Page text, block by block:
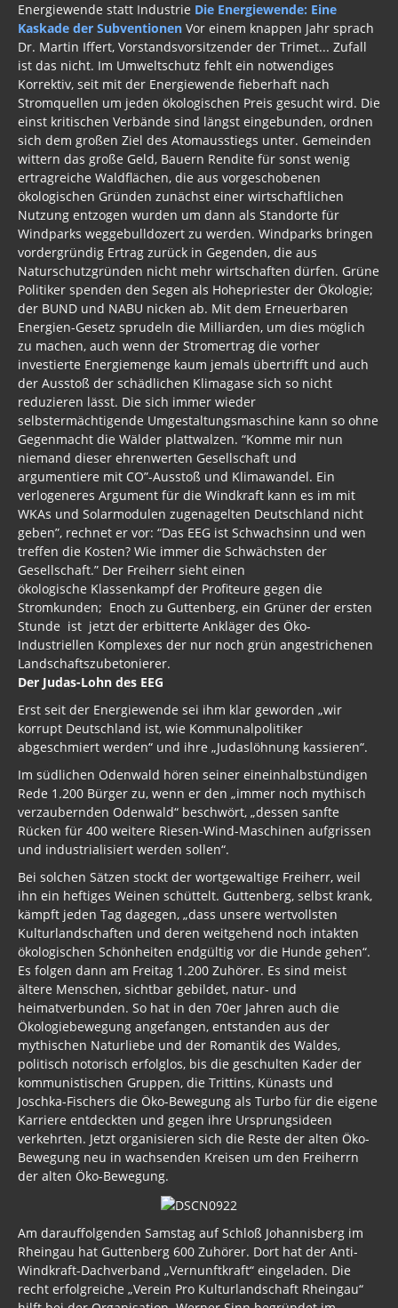
Energiewende statt Industrie Die Energiewende: Eine
Kaskade der Subventionen Vor einem knappen Jahr sprach
Dr. Martin Iffert, Vorstandsvorsitzender der Trimet... Zufall
ist das nicht. Im Umweltschutz fehlt ein notwendiges
Korrektiv, seit mit der Energiewende fieberhaft nach
Stromquellen um jeden ökologischen Preis gesucht wird. Die
einst kritischen Verbände sind längst eingebunden, ordnen
sich dem großen Ziel des Atomausstiegs unter. Gemeinden
wittern das große Geld, Bauern Rendite für sonst wenig
ertragreiche Waldflächen, die aus vorgeschobenen
ökologischen Gründen zunächst einer wirtschaftlichen
Nutzung entzogen wurden um dann als Standorte für
Windparks weggebulldozert zu werden. Windparks bringen
vordergründig Ertrag zurück in Gegenden, die aus
Naturschutzgründen nicht mehr wirtschaften dürfen. Grüne
Politiker spenden den Segen als Hohepriester der Ökologie;
der BUND und NABU nicken ab. Mit dem Erneuerbaren
Energien-Gesetz sprudeln die Milliarden, um dies möglich
zu machen, auch wenn der Stromertrag die vorher
investierte Energiemenge kaum jemals übertrifft und auch
der Ausstoß der schädlichen Klimagase sich so nicht
reduzieren lässt. Die sich immer wieder
selbstermächtigende Umgestaltungsmaschine kann so ohne
Gegenmacht die Wälder plattwalzen. “Komme mir nun
niemand dieser ehrenwerten Gesellschaft und
argumentiere mit CO”-Ausstoß und Klimawandel. Ein
verlogeneres Argument für die Windkraft kann es im mit
WKAs und Solarmodulen zugenagelten Deutschland nicht
geben”, rechnet er vor: “Das EEG ist Schwachsinn und wen
treffen die Kosten? Wie immer die Schwächsten der
Gesellschaft.” Der Freiherr sieht einen
ökologische Klassenkampf der Profiteure gegen die
Stromkunden; Enoch zu Guttenberg, ein Grüner der ersten
Stunde ist jetzt der erbitterte Ankläger des Öko-
Industriellen Komplexes der nur noch grün angestrichenen
Landschaftszubetonierer.
Der Judas-Lohn des EEG
Erst seit der Energiewende sei ihm klar geworden „wir
korrupt Deutschland ist, wie Kommunalpolitiker
abgeschmiert werden“ und ihre „Judaslöhnung kassieren“.
Im südlichen Odenwald hören seiner eineinhalbstündigen
Rede 1.200 Bürger zu, wenn er den „immer noch mythisch
verzaubernden Odenwald“ beschwört, „dessen sanfte
Rücken für 400 weitere Riesen-Wind-Maschinen aufgrissen
und industrialisiert werden sollen“.
Bei solchen Sätzen stockt der wortgewaltige Freiherr, weil
ihn ein heftiges Weinen schüttelt. Guttenberg, selbst krank,
kämpft jeden Tag dagegen, „dass unsere wertvollsten
Kulturlandschaften und deren weitgehend noch intakten
ökologischen Schönheiten endgültig vor die Hunde gehen“.
Es folgen dann am Freitag 1.200 Zuhörer. Es sind meist
ältere Menschen, sichtbar gebildet, natur- und
heimatverbunden. So hat in den 70er Jahren auch die
Ökologiebewegung angefangen, entstanden aus der
mythischen Naturliebe und der Romantik des Waldes,
politisch notorisch erfolglos, bis die geschulten Kader der
kommunistischen Gruppen, die Trittins, Künasts und
Joschka-Fischers die Öko-Bewegung als Turbo für die eigene
Karriere entdeckten und gegen ihre Ursprungsideen
verkehrten. Jetzt organisieren sich die Reste der alten Öko-
Bewegung neu in wachsenden Kreisen um den Freiherrn
der alten Öko-Bewegung.
Am darauffolgenden Samstag auf Schloß Johannisberg im
Rheingau hat Guttenberg 600 Zuhörer. Dort hat der Anti-
Windkraft-Dachverband „Vernunftkraft“ eingeladen. Die
recht erfolgreiche „Verein Pro Kulturlandschaft Rheingau“